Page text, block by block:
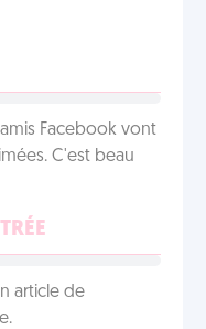
Facebook vont
C'est beau
article de